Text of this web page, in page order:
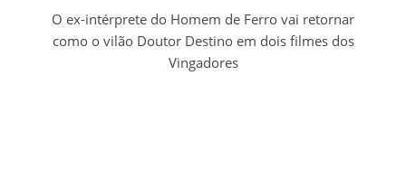
O ex-intérprete do Homem de Ferro vai retornar
como o vilão Doutor Destino em dois filmes dos
Vingadores